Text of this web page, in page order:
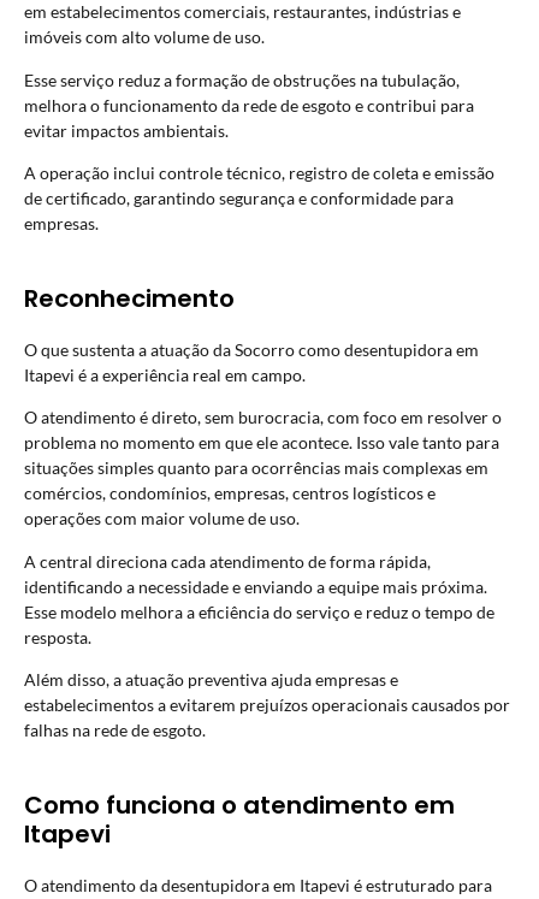
em estabelecimentos comerciais, restaurantes, indústrias e
imóveis com alto volume de uso.
Esse serviço reduz a formação de obstruções na tubulação,
melhora o funcionamento da rede de esgoto e contribui para
evitar impactos ambientais.
A operação inclui controle técnico, registro de coleta e emissão
de certificado, garantindo segurança e conformidade para
empresas.
Reconhecimento
O que sustenta a atuação da Socorro como desentupidora em
Itapevi é a experiência real em campo.
O atendimento é direto, sem burocracia, com foco em resolver o
problema no momento em que ele acontece. Isso vale tanto para
situações simples quanto para ocorrências mais complexas em
comércios, condomínios, empresas, centros logísticos e
operações com maior volume de uso.
A central direciona cada atendimento de forma rápida,
identificando a necessidade e enviando a equipe mais próxima.
Esse modelo melhora a eficiência do serviço e reduz o tempo de
resposta.
Além disso, a atuação preventiva ajuda empresas e
estabelecimentos a evitarem prejuízos operacionais causados por
falhas na rede de esgoto.
Como funciona o atendimento em
Itapevi
O atendimento da desentupidora em Itapevi é estruturado para